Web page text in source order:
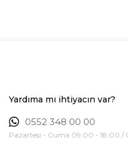
Yardıma mı ihtiyacın var?
0552 348 00 00
Pazartesi - Cuma 09:00 - 18:00 /